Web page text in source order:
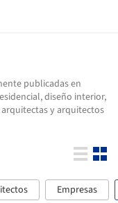
publicadas en
diseño interior,
y arquitectos
Empresas